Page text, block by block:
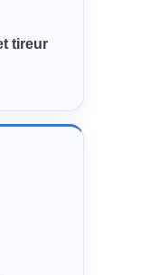
tireur